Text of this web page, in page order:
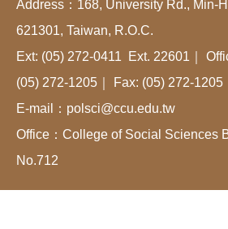
Address：168, University Rd., Min-
621301, Taiwan, R.O.C.
Ext: (05) 272-0411 Ext. 22601｜
(05) 272-1205｜ Fax: (05) 272-1205
E-mail：polsci@ccu.edu.tw
Office：College of Social Sciences
No.712